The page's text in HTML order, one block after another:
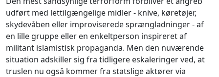
udført med lettilgængelige midler - knive, køretøjer,
skydevåben eller improviserede sprængladninger - af
en lille gruppe eller en enkeltperson inspireret af
militant islamistisk propaganda. Men den nuværende
situation adskiller sig fra tidligere eskaleringer ved, at
truslen nu også kommer fra statslige aktører via